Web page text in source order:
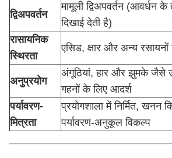
द्विअपवर्तन
मामूली द्विअपवर्तन (आवर्धन के
दिखाई देती है)
रासायनिक
स्थिरता
एसिड, क्षार और अन्य रसायनों
अनुप्रयोग
अंगूठियां, हार और झुमके जैसे
गहनों के लिए आदर्श
पर्यावरण-
मित्रता
प्रयोगशाला में निर्मित, खनन
पर्यावरण-अनुकूल विकल्प